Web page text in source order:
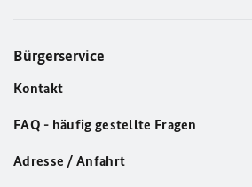
Bürgerservice
Kontakt
FAQ - häufig gestellte Fragen
Adresse / Anfahrt